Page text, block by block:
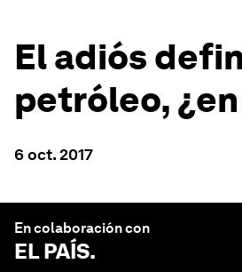
El adiós
petróleo,
6 oct. 2017
En colaboración con
EL PAÍS.